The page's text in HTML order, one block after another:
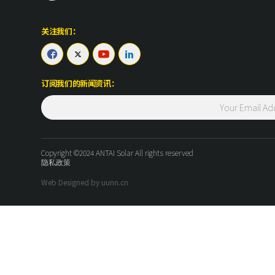
关注我们：
   
订阅我们的新闻资讯：
Copyright ©2024 ANTAI Solar All rights reserved
隐私政策
Web Designed by uunn.cn